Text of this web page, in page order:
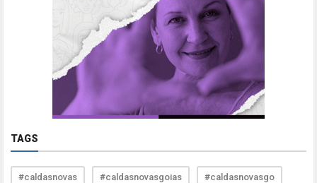
TAGS
#caldasnovas #caldasnovasgoias #caldasnovasgo